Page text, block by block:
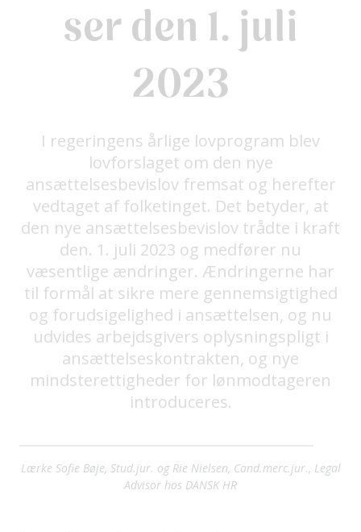
ser den 1. juli
2023
I regeringens årlige lovprogram blev
lovforslaget om den nye
ansættelsesbevislov fremsat og herefter
vedtaget af folketinget. Det betyder, at
den nye ansættelsesbevislov trådte i kraft
den. 1. juli 2023 og medfører nu
væsentlige ændringer. Ændringerne har
til formål at sikre mere gennemsigtighed
og forudsigelighed i ansættelsen, og nu
udvides arbejdsgivers oplysningspligt i
ansættelseskontrakten, og nye
mindsterettigheder for lønmodtageren
introduceres.
Lærke Sofie Bøje, Stud.jur. og Rie Nielsen, Cand.merc.jur., Legal
Advisor hos DANSK HR